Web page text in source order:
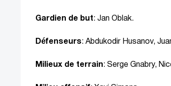
Gardien de but: Jan Oblak.
Défenseurs: Abdukodir Husanov,
Milieux de terrain: Serge Gnabry,